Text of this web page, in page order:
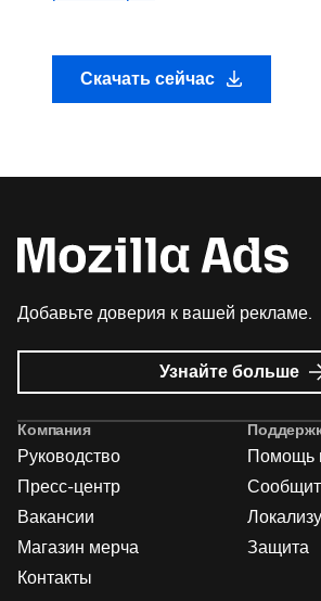
Скачать сейчас
Добавьте доверия к вашей рекламе.
Узнайте больше о
Компания
Руководство
Пресс-центр
Вакансии
Магазин мерча
Контакты
Помощь
Защита